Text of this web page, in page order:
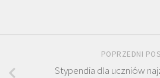
POPRZEDNI
Stypendia dla uczniów